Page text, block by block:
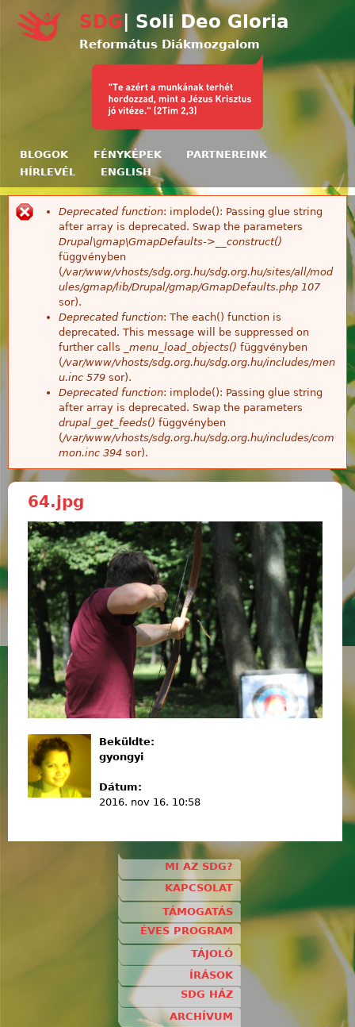
Ugrás a tartalomra
SDG | Soli Deo Gloria
Református Diákmozgalom
BLOGOK FÉNYKÉPEK
PARTNEREINK
HÍRLEVÉL
ENGLISH
Hibaüzenet
Deprecated function: implode(): Passing glue string
after array is deprecated. Swap the parameters
Drupal\gmap\GmapDefaults->__construct()
függvényben
(/var/www/vhosts/sdg.org.hu/sdg.org.hu/sites/all/mod
ules/gmap/lib/Drupal/gmap/GmapDefaults.php 107
sor).
Deprecated function: The each() function is
deprecated. This message will be suppressed on
further calls
_menu_load_objects() függvényben
(/var/www/vhosts/sdg.org.hu/sdg.org.hu/includes/men
u.inc 579 sor).
Deprecated function: implode(): Passing glue string
after array is deprecated. Swap the parameters
drupal_get_feeds() függvényben
(/var/www/vhosts/sdg.org.hu/sdg.org.hu/includes/com
mon.inc 394 sor).
64.jpg
Beküldte:
gyongyi
Dátum:
2016. nov 16. 10:58
MI AZ SDG?
KAPCSOLAT
TÁMOGATÁS
ÉVES PROGRAM
TÁJOLÓ
ÍRÁSOK
SDG HÁZ
ARCHÍVUM